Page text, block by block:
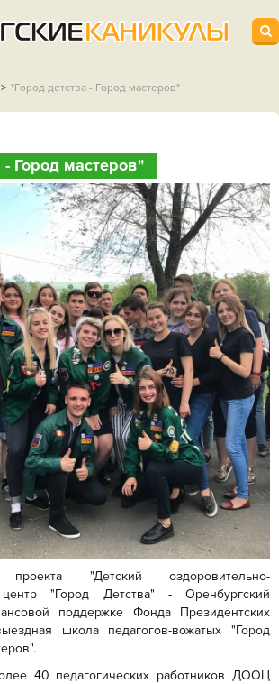
"Город детства - Город мастеров"
- Город мастеров"
"Детский оздоровительно-
центр "Город Детства" - Оренбургский
поддержке Фонда Президентских
школа педагогов-вожатых "Город
40 педагогических работников ДООЦ